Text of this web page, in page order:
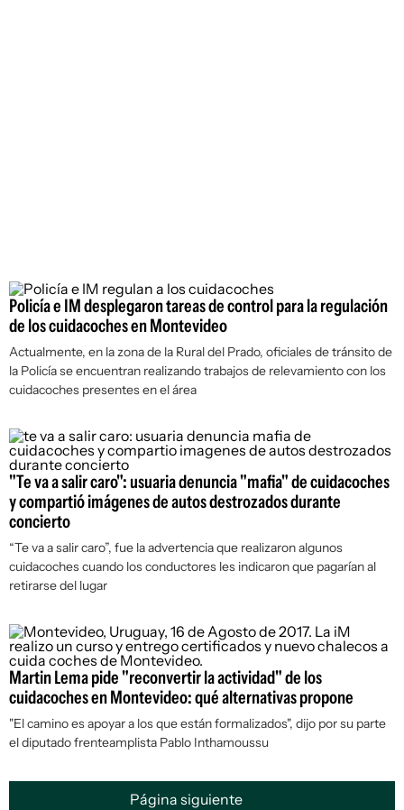
Policía e IM desplegaron tareas de control para la regulación
de los cuidacoches en Montevideo
Actualmente, en la zona de la Rural del Prado, oficiales de tránsito de
la Policía se encuentran realizando trabajos de relevamiento con los
cuidacoches presentes en el área
"Te va a salir caro": usuaria denuncia "mafia" de cuidacoches
y compartió imágenes de autos destrozados durante
concierto
“Te va a salir caro”, fue la advertencia que realizaron algunos
cuidacoches cuando los conductores les indicaron que pagarían al
retirarse del lugar
Martin Lema pide "reconvertir la actividad" de los
cuidacoches en Montevideo: qué alternativas propone
"El camino es apoyar a los que están formalizados", dijo por su parte
el diputado frenteamplista Pablo Inthamoussu
Página siguiente